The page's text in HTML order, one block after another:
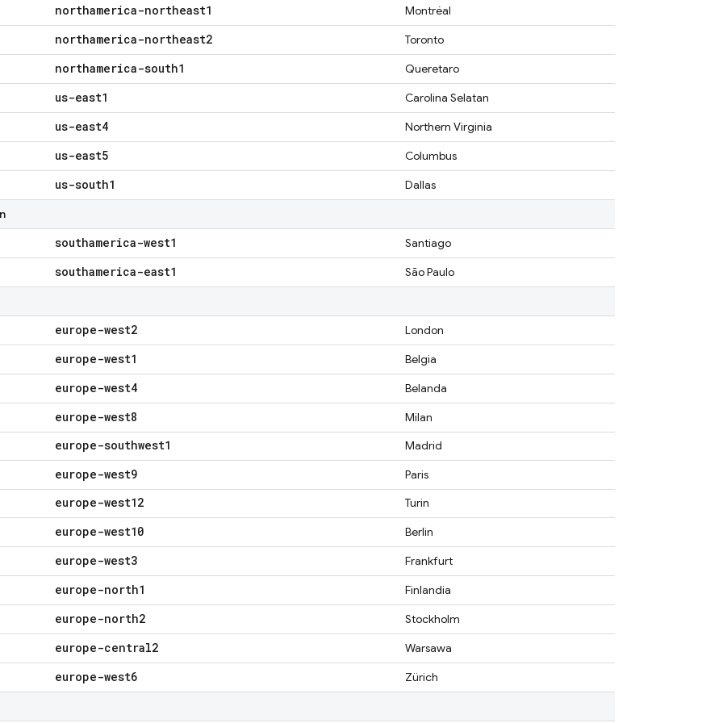
northamerica-northeast1 Montréal
northamerica-northeast2 Toronto
northamerica-south1 Queretaro
us-east1 Carolina Selatan
us-east4 Northern Virginia
us-east5 Columbus
us-south1
Dallas
southamerica-west1 Santiago
southamerica-east1
São Paulo
europe-west2 London
europe-west1 Belgia
europe-west4 Belanda
europe-west8 Milan
europe-southwest1 Madrid
europe-west9 Paris
europe-west12 Turin
europe-west10 Berlin
europe-west3 Frankfurt
europe-north1 Finlandia
europe-north2 Stockholm
europe-central2 Warsawa
europe-west6
Zürich